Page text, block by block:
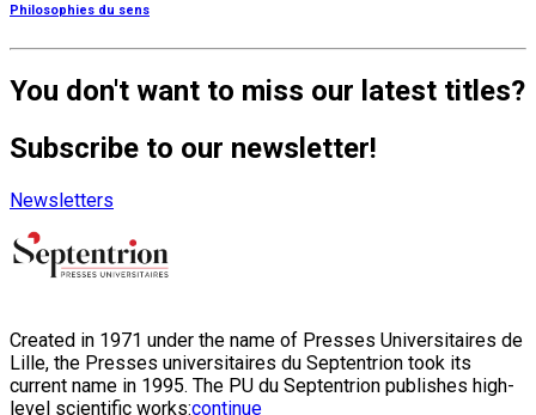
Philosophies du sens
You don't want to miss our latest titles?
Subscribe to our newsletter!
Newsletters
Created in 1971 under the name of Presses Universitaires de
Lille, the Presses universitaires du Septentrion took its
current name in 1995. The PU du Septentrion publishes high-
level scientific works:continue